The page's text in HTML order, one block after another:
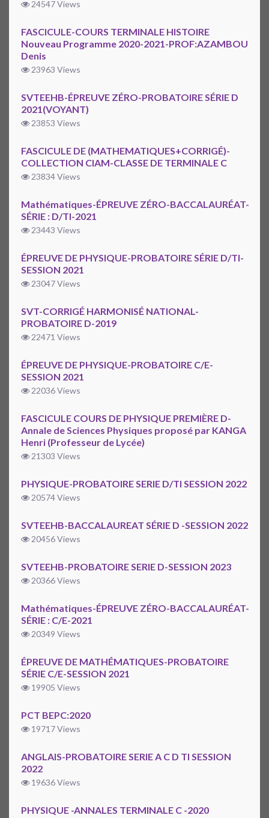
24547 Views
FASCICULE-COURS TERMINALE HISTOIRE
Nouveau Programme 2020-2021-PROF:AZAMBOU
Denis
23963 Views
SVTEEHB-ÉPREUVE ZÉRO-PROBATOIRE SÉRIE D
2021(VOYANT)
23853 Views
FASCICULE DE (MATHEMATIQUES+CORRIGÉ)-
COLLECTION CIAM-CLASSE DE TERMINALE C
23834 Views
Mathématiques-ÉPREUVE ZÉRO-BACCALAURÉAT-
SÉRIE : D/TI-2021
23443 Views
ÉPREUVE DE PHYSIQUE-PROBATOIRE SÉRIE D/TI-
SESSION 2021
23047 Views
SVT-CORRIGÉ HARMONISÉ NATIONAL-
PROBATOIRE D-2019
22471 Views
ÉPREUVE DE PHYSIQUE-PROBATOIRE C/E-
SESSION 2021
22036 Views
FASCICULE COURS DE PHYSIQUE PREMIÈRE D-
Annale de Sciences Physiques proposé par KANGA
Henri (Professeur de Lycée)
21303 Views
PHYSIQUE-PROBATOIRE SERIE D/TI SESSION 2022
20574 Views
SVTEEHB-BACCALAUREAT SÉRIE D -SESSION 2022
20456 Views
SVTEEHB-PROBATOIRE SERIE D-SESSION 2023
20366 Views
Mathématiques-ÉPREUVE ZÉRO-BACCALAURÉAT-
SÉRIE : C/E-2021
20349 Views
ÉPREUVE DE MATHÉMATIQUES-PROBATOIRE
SÉRIE C/E-SESSION 2021
19905 Views
PCT BEPC:2020
19717 Views
ANGLAIS-PROBATOIRE SERIE A C D TI SESSION
2022
19636 Views
PHYSIQUE -ANNALES TERMINALE C -2020